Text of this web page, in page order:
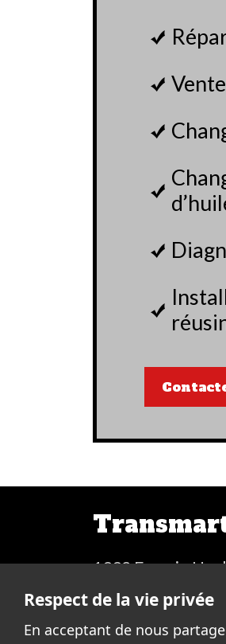
1992 Francis-
Chomedey Laval
Contactez-nous
Respect de la vie privée
En acceptant de nous